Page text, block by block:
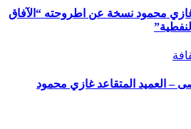
محمود نسخة عن اطروحته “الآفاق
– العميد المتقاعد غازي محمود